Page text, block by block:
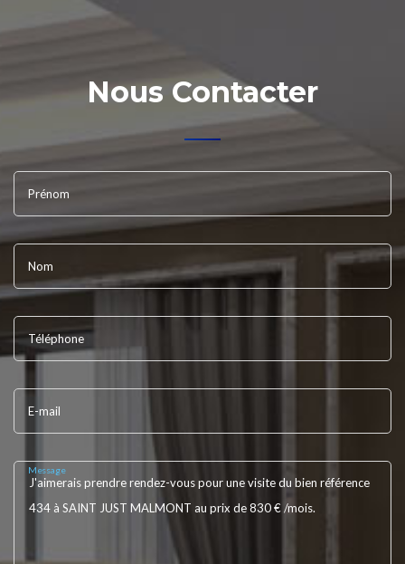
Nous Contacter
Prénom
Nom
Téléphone
E-mail
Message